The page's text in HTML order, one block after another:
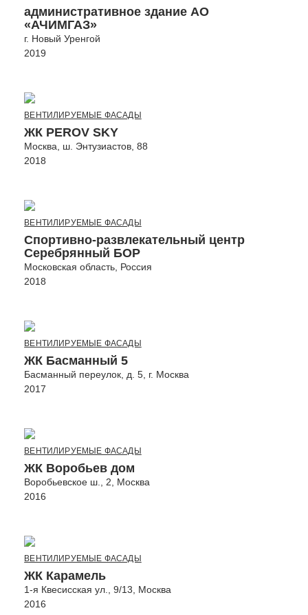
административное здание АО
«АЧИМГАЗ»
г. Новый Уренгой
2019
ВЕНТИЛИРУЕМЫЕ ФАСАДЫ
ЖК PEROV SKY
Москва, ш. Энтузиастов, 88
2018
ВЕНТИЛИРУЕМЫЕ ФАСАДЫ
Спортивно-развлекательный центр
Серебрянный БОР
Московская область, Россия
2018
ВЕНТИЛИРУЕМЫЕ ФАСАДЫ
ЖК Басманный 5
Басманный переулок, д. 5, г. Москва
2017
ВЕНТИЛИРУЕМЫЕ ФАСАДЫ
ЖК Воробьев дом
Воробьевское ш., 2, Москва
2016
ВЕНТИЛИРУЕМЫЕ ФАСАДЫ
ЖК Карамель
1-я Квесисская ул., 9/13, Москва
2016